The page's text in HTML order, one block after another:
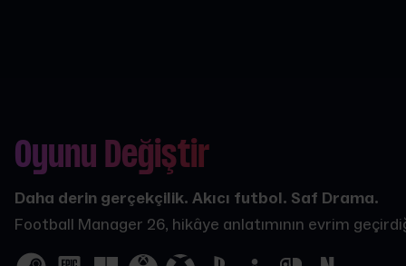
Oyunu Değiştir
Daha derin gerçekçilik. Akıcı futbol. Saf Drama.
Football Manager 26, hikâye anlatımının evrim